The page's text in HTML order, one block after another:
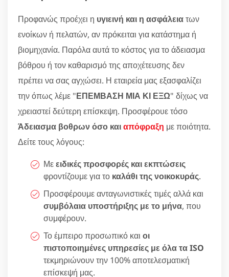
Προφανώς προέχει η υγιεινή και η ασφάλειατων
ενοίκων ή πελατών, αν πρόκειται για κατάστημα ή
βιομηχανία. Παρόλα αυτά το κόστος για το άδειασμα
βόθρου ή τον καθαρισμό της αποχέτευσης δεν
πρέπει να σας αγχώσει. Η εταιρεία μας εξασφαλίζει
την όπως λέμε "ΕΠΕΜΒΑΣΗ ΜΙΑ ΚΙ ΕΞΩ" δίχως να
χρειαστεί δεύτερη επίσκεψη. Προσφέρουε τόσο
Άδειασμα βοθρων όσο καιαπόφραξη με ποιότητα.
Δείτε τους λόγους:
Μεειδικές προσφορές και εκπτώσεις
φροντίζουμε για το καλάθι της νοικοκυράς.
Προσφέρουμε ανταγωνιστικές τιμές αλλά και
συμβόλαια υποστήριξης με το μήνα, που
συμφέρουν.
Το έμπειρο προσωπικό και οι
πιστοποιημένες υπηρεσίες με όλα τα ISO
τεκμηριώνουν την 100% αποτελεσματική
επίσκεψή μας.